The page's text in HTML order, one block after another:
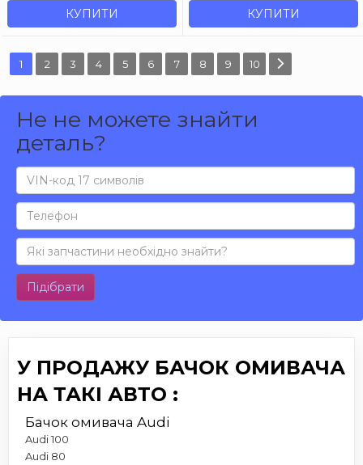
КУПИТИ КУПИТИ
1 2 3 4 5 6 7 8 9 10
Не не можете знайти
деталь?
Підібрати
У ПРОДАЖУ БАЧОК ОМИВАЧА
НА ТАКІ АВТО :
Бачок омивача Audi
Audi 100
Audi 80